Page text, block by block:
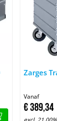
W 170 plus
Zarges
Vanaf
€389,34